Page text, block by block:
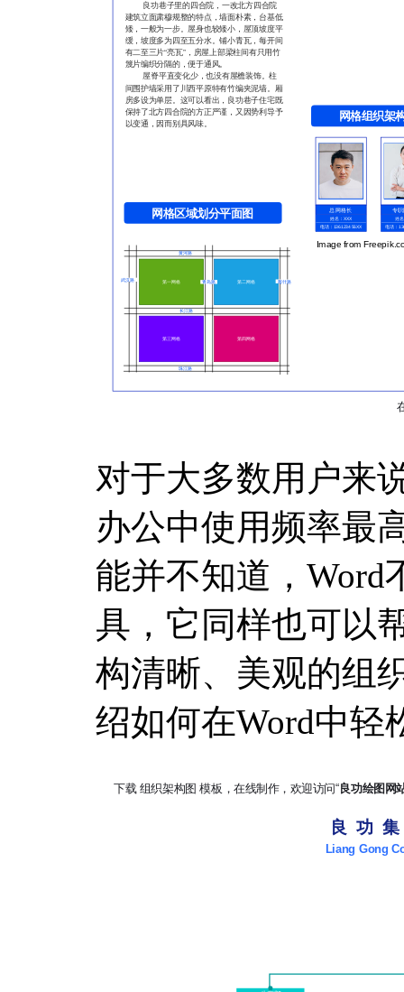
对于大多数用户来
办公中使用频率最
能并不知道，Word
具，它同样也可以
构清晰、美观的组
绍如何在Word中轻